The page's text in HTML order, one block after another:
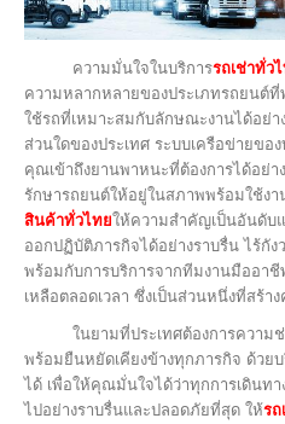
ความมั่นใจในบริการรถเช่าทั่ว
ความหลากหลายของประเภทรถยนต์ที่
ใช้รถที่เหมาะสมกับลักษณะงานได้อย่
ส่วนใดของประเทศ ระบบเครือข่ายข
คุณเข้าถึงยานพาหนะที่ต้องการได้อย่า
รักษารถยนต์ให้อยู่ในสภาพพร้อมใช้งา
สินค้าทั่วไทยให้ความสำคัญเป็นอันดับ
ออกปฏิบัติภารกิจได้อย่างราบรื่น ไร้กั
พร้อมกับการบริการจากทีมงานมืออา
เหลือตลอดเวลา ซึ่งเป็นส่วนหนึ่งที่สร้า
ในยามที่ประเทศต้องการความช่
พร้อมยืนหยัดเคียงข้างทุกภารกิจ ด้วย
ได้ เพื่อให้คุณมั่นใจได้ว่าทุกการเดินท
ไปอย่างราบรื่นและปลอดภัยที่สุด ให้รถ